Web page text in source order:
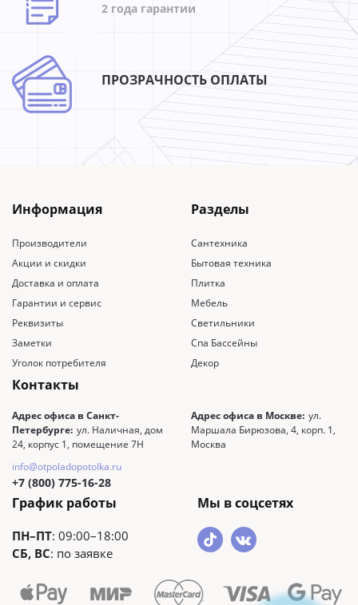
2 года гарантии
ПРОЗРАЧНОСТЬ ОПЛАТЫ
Информация
Производители
Акции и скидки
Доставка и оплата
Гарантии и сервис
Реквизиты
Заметки
Уголок потребителя
Разделы
Сантехника
Бытовая техника
Плитка
Мебель
Светильники
Спа Бассейны
Декор
Контакты
Адрес офиса в Санкт-
Петербурге: ул. Наличная, дом
24, корпус 1, помещение 7Н
Адрес офиса в Москве: ул.
Маршала Бирюзова, 4, корп. 1,
Москва
info@otpoladopotolka.ru
+7 (800) 775-16-28
График работы
ПН–ПТ: 09:00–18:00
СБ, ВС: по заявке
Мы в соцсетях